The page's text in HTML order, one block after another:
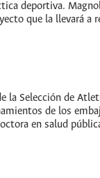
deportiva.
que la llevará
la Selección de
de los
en salud